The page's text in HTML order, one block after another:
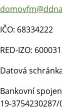
IČO: 68334222
RED-IZO:
Datová
Bankovní
19-3754230287/